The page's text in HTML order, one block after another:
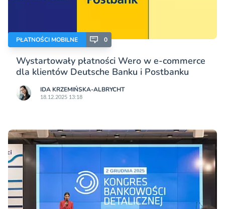
PŁATNOŚCI MOBILNE 0
Wystartowały płatności Wero w e-commerce
dla klientów Deutsche Banku i Postbanku
IDA KRZEMIŃSKA-ALBRYCHT
18.12.2025 13:18